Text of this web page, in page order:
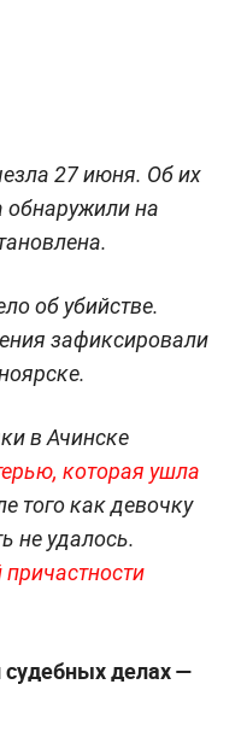
27 июня. Об их
обнаружили на
об убийстве.
зафиксировали
в Ачинске
которая ушла
того как девочку
не удалось.
судебных делах —